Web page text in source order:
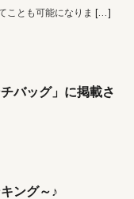
ことも可能になりま […]
バッグ」に掲載さ
ング～♪